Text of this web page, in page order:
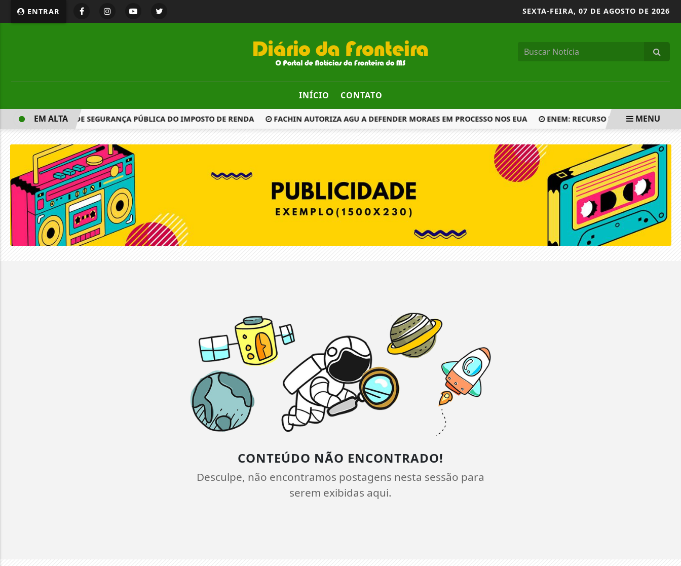
ENTRAR SEXTA-FEIRA, 07 DE AGOSTO DE 2026
INÍCIO CONTATO
PROFISSIONAIS DE SEGURANÇA PÚBLICA DO IMPOSTO DE RENDA FACHIN AUTORIZA AGU A DEFENDER MORAES EM PROCESSO NOS EUA ENEM: RECURSO DE ATENDIMENTO
EM ALTA MENU
CONTEÚDO NÃO ENCONTRADO!
Desculpe, não encontramos postagens nesta sessão para
serem exibidas aqui.